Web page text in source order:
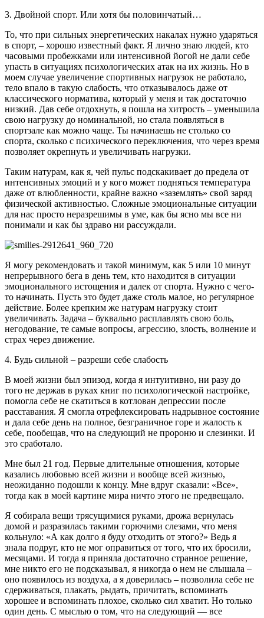
3. Двойной спорт. Или хотя бы половинчатый…
То, что при сильных энергетических накалах нужно ударяться
в спорт, – хорошо известный факт. Я лично знаю людей, кто
часовыми пробежками или интенсивной йогой не дали себе
упасть в ситуациях психологических атак на их жизнь. Но в
моем случае увеличение спортивных нагрузок не работало,
тело впало в такую слабость, что отказывалось даже от
классического норматива, который у меня и так достаточно
низкий. Дав себе отдохнуть, я пошла на хитрость – уменьшила
свою нагрузку до номинальной, но стала появляться в
спортзале как можно чаще. Ты начинаешь не столько со
спорта, сколько с психического переключения, что через время
позволяет окрепнуть и увеличивать нагрузки.
Таким натурам, как я, чей пульс подскакивает до предела от
интенсивных эмоций и у кого может подняться температура
даже от влюбленности, крайне важно «заземлять» свой заряд
физической активностью. Сложные эмоциональные ситуации
для нас просто неразрешимы в уме, как бы ясно мы все ни
понимали и как бы здраво ни рассуждали.
Я могу рекомендовать и такой минимум, как 5 или 10 минут
непрерывного бега в день тем, кто находится в ситуации
эмоционального истощения и далек от спорта. Нужно с чего-
то начинать. Пусть это будет даже столь малое, но регулярное
действие. Более крепким же натурам нагрузку стоит
увеличивать. Задача – буквально расплавлять свою боль,
негодование, те самые вопросы, агрессию, злость, волнение и
страх через движение.
4. Будь сильной – разреши себе слабость
В моей жизни был эпизод, когда я интуитивно, ни разу до
того не держав в руках книг по психологической настройке,
помогла себе не скатиться в котлован депрессии после
расставания. Я смогла отрефлексировать надрывное состояние
и дала себе день на полное, безграничное горе и жалость к
себе, пообещав, что на следующий не пророню и слезинки. И
это сработало.
Мне был 21 год. Первые длительные отношения, которые
казались любовью всей жизни и вообще всей жизнью,
неожиданно подошли к концу. Мне вдруг сказали: «Все»,
тогда как в моей картине мира ничто этого не предвещало.
Я собирала вещи трясущимися руками, дрожа вернулась
домой и разразилась такими горючими слезами, что меня
кольнуло: «А как долго я буду отходить от этого?» Ведь я
знала подруг, кто не мог оправиться от того, что их бросили,
месяцами. И тогда я приняла достаточно странное решение,
мне никто его не подсказывал, я никогда о нем не слышала –
оно появилось из воздуха, а я доверилась – позволила себе не
сдерживаться, плакать, рыдать, причитать, вспоминать
хорошее и вспоминать плохое, сколько сил хватит. Но только
один день. С мыслью о том, что на следующий — все